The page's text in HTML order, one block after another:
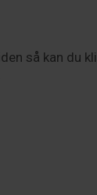
så kan du